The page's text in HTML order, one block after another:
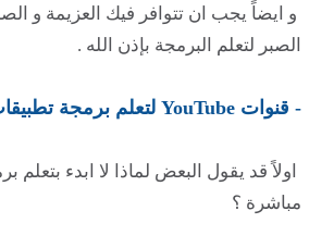
و ايضاً يجب ان تتوافر فيك العزيمة و
الصبر لتعلم البرمجة بإذن الله .
- قنوات YouTube لتعلم برمجة تطبيقات IOS :
اولاً قد يقول البعض لماذا لا ابدء بتعلم
مباشرة ؟